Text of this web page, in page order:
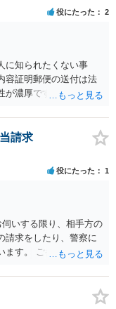
役にたった 2
に知られたくない事
容証明郵便の送付は法
が濃厚です。ですの
請求
役にたった 1
いする限り、相手方の
請求をしたり、警察に
ます。 ご参考になれば